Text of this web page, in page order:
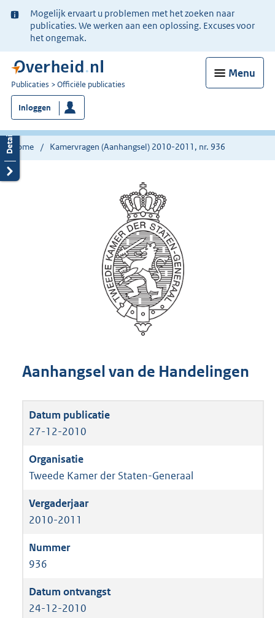
Ter
informatie:
Mogelijk ervaart u problemen met het zoeken naar
publicaties. We werken aan een oplossing. Excuses voor
het ongemak.
Menu
U
bent
nu
hier:
Publicaties Officiële publicaties
Inloggen
Home Kamervragen (Aanhangsel) 2010-2011, nr. 936
Aanhangsel van de Handelingen
27-12-2010
Tweede Kamer der Staten-Generaal
2010-2011
936
24-12-2010